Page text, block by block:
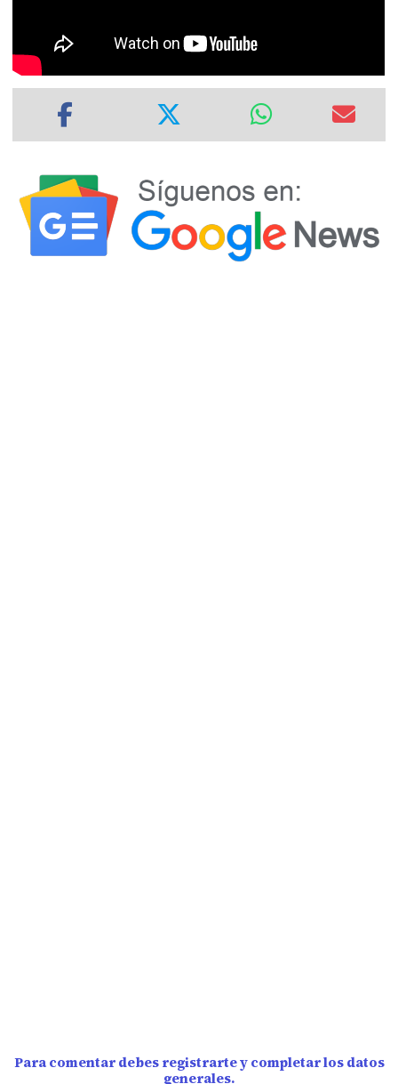
Para comentar debes registrarte y completar los datos
generales.